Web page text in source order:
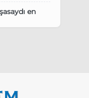
en